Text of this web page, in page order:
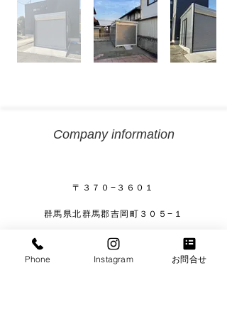
Company information
〒３７０−３６０１
群馬県北群馬郡吉岡町３０５−１
【エムズエクステリア株式会社】
​代表取締役 町田 清
Phone Instagram お問合せ